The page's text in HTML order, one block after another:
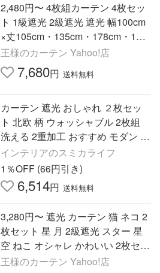
2,480円〜 4枚組カーテン 4枚セッ
ト 1級遮光 2級遮光 遮光 幅100cm
×丈105cm・135cm・178cm・185
cm・200cm 幅150cm×丈178cm・
200cm (厚地2枚＋レース2枚)
王様のカーテン Yahoo!店
7,680円 送料無料
カーテン 遮光 おしゃれ ２枚セッ
ト 北欧 柄 ウォッシャブル 2枚組
洗える 2重加工 おすすめ モダン か
わいい 花柄 リーフ 形状記憶
インテリアのスミカライフ
1％OFF (66円引き)
6,514円 送料無料
3,280円〜 遮光 カーテン 猫 ネコ 2
枚セット 星 月 2級遮光 スター 星
空 ねこ オシャレ かわいい 2枚セッ
ト 送料無料
王様のカーテン Yahoo!店